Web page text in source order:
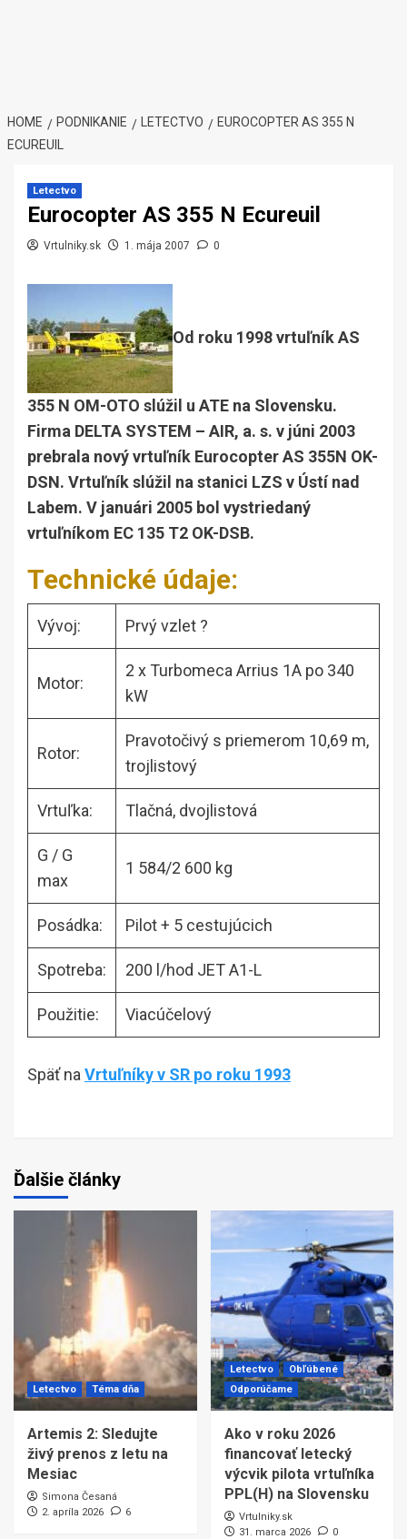
HOME PODNIKANIE LETECTVO
EUROCOPTER AS 355 N
ECUREUIL
Letectvo
Eurocopter AS 355 N Ecureuil
Vrtulniky.sk 1. mája 2007 0
Od roku 1998 vrtuľník AS
355 N OM-OTO slúžil u ATE na Slovensku.
Firma DELTA SYSTEM – AIR, a. s. v júni 2003
prebrala nový vrtuľník Eurocopter AS 355N OK-
DSN. Vrtuľník slúžil na stanici LZS v Ústí nad
Labem. V januári 2005 bol vystriedaný
vrtuľníkom EC 135 T2 OK-DSB.
Technické údaje:
Vývoj: Prvý vzlet ?
Motor:
2 x Turbomeca Arrius 1A po 340
kW
Rotor:
Pravotočivý s priemerom 10,69 m,
trojlistový
Vrtuľka: Tlačná, dvojlistová
G / G
max
1 584/2 600 kg
Posádka: Pilot + 5 cestujúcich
Spotreba: 200 l/hod JET A1-L
Použitie: Viacúčelový
Späť na Vrtuľníky v SR po roku 1993
Ďalšie články
Letectvo Téma dňa
Artemis 2: Sledujte
živý prenos z letu na
Mesiac
Simona Česaná
2. apríla 2026
6
Letectvo
Obľúbené
Odporúčame
Ako v roku 2026
financovať letecký
výcvik pilota vrtuľníka
PPL(H) na Slovensku
Vrtulniky.sk
31. marca 2026
0